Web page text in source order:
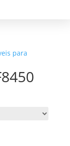
para